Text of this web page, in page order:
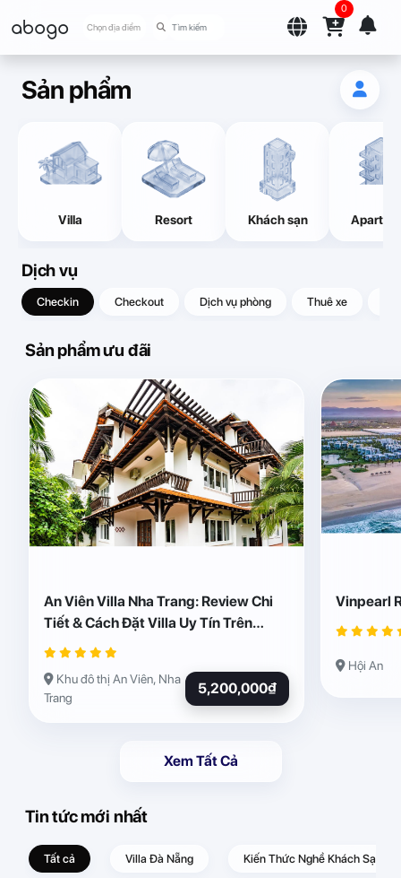
abogo Chọn địa điểm
0
Sản phẩm
Villa Resort Khách sạn
Dịch vụ
Checkin Checkout Dịch vụ phòng Thuê xe
Sản phẩm ưu đãi
An Viên Villa Nha Trang: Review Chi
Tiết & Cách Đặt Villa Uy Tín Trên
Abogo
Khu đô thị An Viên, Nha
Trang
5,200,000₫
Vinpearl
Hội An
Xem Tất Cả
Tin tức mới nhất
Tất cả Villa Đà Nẵng Kiến Thức Nghề Khách Sạn –